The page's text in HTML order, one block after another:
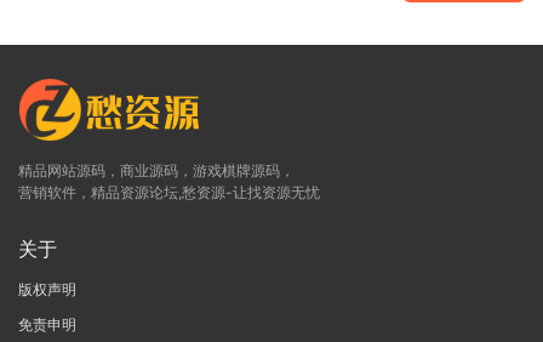
精品网站源码，商业源码，游戏棋牌源码，
营销软件，精品资源论坛,愁资源-让找资源无忧
关于
版权声明
免责申明